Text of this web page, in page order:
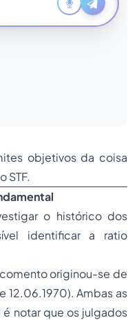
objetivos da coisa
STF.
o histórico dos
identificar a ratio
originou-se de
12.06.1970). Ambas as
notar que os julgados